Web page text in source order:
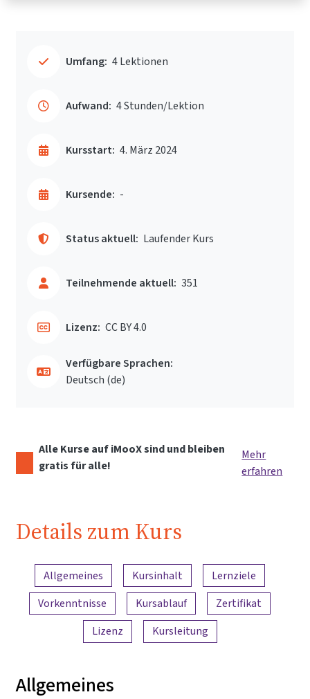
Umfang: 4 Lektionen
Aufwand: 4 Stunden/Lektion
Kursstart: 4. März 2024
Kursende: -
Status aktuell: Laufender Kurs
Teilnehmende aktuell: 351
Lizenz: CC BY 4.0
Verfügbare Sprachen:
Deutsch ‎(de)‎
Alle Kurse auf iMooX sind und bleiben
gratis für alle!
Mehr
erfahren
Details zum Kurs
Inhaltsübersicht
Allgemeines Kursinhalt
Lernziele
Vorkenntnisse
Kursablauf
Zertifikat
Lizenz
Kursleitung
Allgemeines